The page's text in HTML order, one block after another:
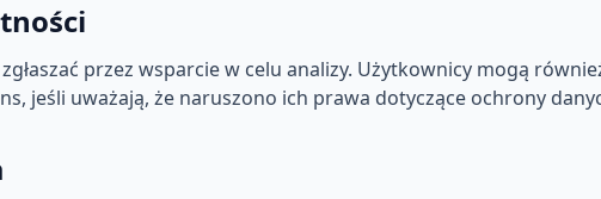
przez wsparcie w celu analizy. Użytkownicy mogą
jeśli uważają, że naruszono ich prawa dotyczące ochrony